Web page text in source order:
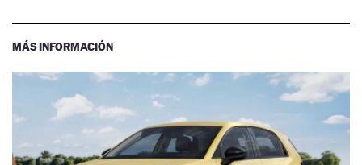
MÁS INFORMACIÓN